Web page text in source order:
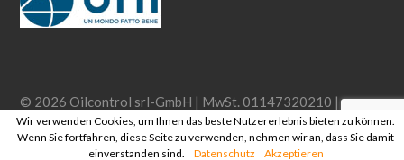
© 2026 Oilcontrol srl-GmbH | MwSt. 01147320210 |
Impressum| by doylester60 Ltd & trendstudio.it |Privacy
Wir verwenden Cookies, um Ihnen das beste Nutzererlebnis bieten zu können.
Wenn Sie fortfahren, diese Seite zu verwenden, nehmen wir an, dass Sie damit
einverstanden sind.
Datenschutz Akzeptieren